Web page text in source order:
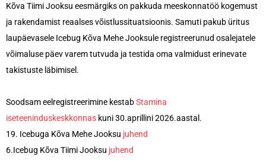
Kõva Tiimi Jooksu eesmärgiks on pakkuda meeskonnatöö kogemust
ja rakendamist reaalses võistlussituatsioonis. Samuti pakub üritus
laupäevasele Icebug Kõva Mehe Jooksule registreerunud osalejatele
võimaluse päev varem tutvuda ja testida oma valmidust erinevate
takistuste läbimisel.
Soodsam eelregistreerimine kestabStamina
iseteeninduskeskkonnas kuni 30.aprillini 2026.aastal.
19. Icebuga Kõva Mehe Jooksu juhend
6.Icebug Kõva Tiimi Jooksu juhend